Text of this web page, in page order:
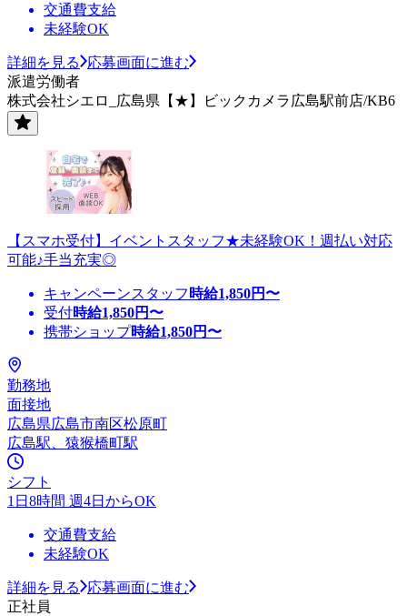
交通費支給
未経験OK
詳細を見る
応募画面に進む
派遣労働者
株式会社シエロ_広島県【★】ビックカメラ広島駅前店/KB6
【スマホ受付】イベントスタッフ★未経験OK！週払い対応
可能♪手当充実◎
キャンペーンスタッフ 時給1,850円〜
受付時給1,850円〜
携帯ショップ時給1,850円〜
勤務地
面接地
広島県広島市南区松原町
広島駅、猿猴橋町駅
シフト
1日8時間 週4日からOK
交通費支給
未経験OK
詳細を見る
応募画面に進む
正社員